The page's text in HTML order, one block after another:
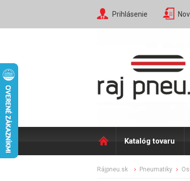
Prihlásenie
Katalóg tovaru
rájpneu.sk pneumatiky